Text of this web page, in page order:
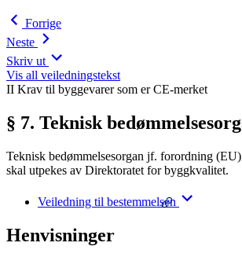
Forrige
Neste
Skriv ut
Vis all veiledningstekst
II Krav til byggevarer som er CE-merket
§ 7. Teknisk
Teknisk bedømmelsesorgan jf. forordning
skal utpekes av Direktoratet for byggkvalitet.
Veiledning til bestemmelsen
Henvisninger